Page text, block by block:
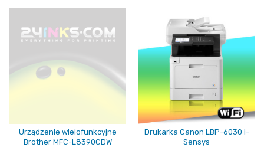
Urządzenie wielofunkcyjne
Brother MFC-L8390CDW
Drukarka Canon LBP-6030 i-
Sensys